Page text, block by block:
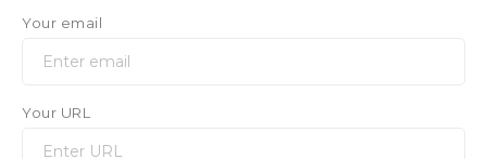
Your email
Your URL